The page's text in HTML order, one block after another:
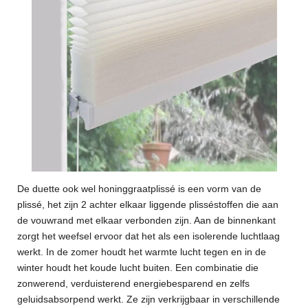
De duette ook wel honinggraatplissé is een vorm van de
plissé, het zijn 2 achter elkaar liggende plisséstoffen die aan
de vouwrand met elkaar verbonden zijn. Aan de binnenkant
zorgt het weefsel ervoor dat het als een isolerende luchtlaag
werkt. In de zomer houdt het warmte lucht tegen en in de
winter houdt het koude lucht buiten. Een combinatie die
zonwerend, verduisterend energiebesparend en zelfs
geluidsabsorpend werkt. Ze zijn verkrijgbaar in verschillende